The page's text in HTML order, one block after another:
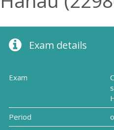
Exam details
Exam
Period